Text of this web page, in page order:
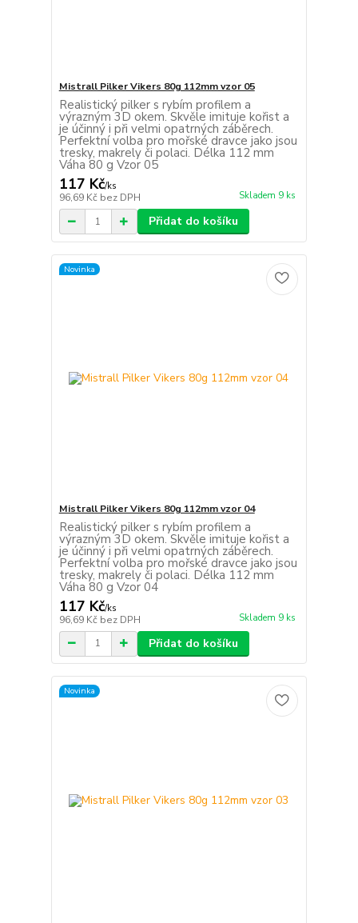
Mistrall Pilker Vikers 80g 112mm vzor 05
Realistický pilker s rybím profilem a
výrazným 3D okem. Skvěle imituje kořist a
je účinný i při velmi opatrných záběrech.
Perfektní volba pro mořské dravce jako jsou
tresky, makrely či polaci. Délka 112 mm
Váha 80 g Vzor 05
117 Kč/ks
96,69 Kč bez DPH Skladem 9 ks
Přidat do košíku
Novinka
Mistrall Pilker Vikers 80g 112mm vzor 04
Realistický pilker s rybím profilem a
výrazným 3D okem. Skvěle imituje kořist a
je účinný i při velmi opatrných záběrech.
Perfektní volba pro mořské dravce jako jsou
tresky, makrely či polaci. Délka 112 mm
Váha 80 g Vzor 04
117 Kč/ks
96,69 Kč bez DPH Skladem 9 ks
Přidat do košíku
Novinka